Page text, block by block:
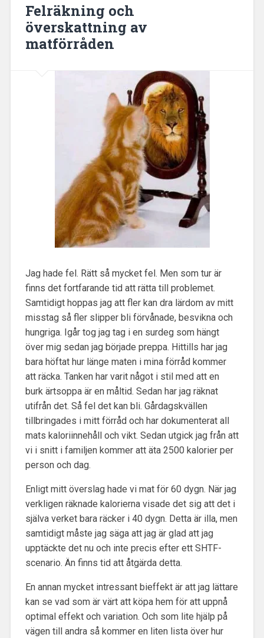
Felräkning och
överskattning av
matförråden
Jag hade fel. Rätt så mycket fel. Men som tur är
finns det fortfarande tid att rätta till problemet.
Samtidigt hoppas jag att fler kan dra lärdom av mitt
misstag så fler slipper bli förvånade, besvikna och
hungriga. Igår tog jag tag i en surdeg som hängt
över mig sedan jag började preppa. Hittills har jag
bara höftat hur länge maten i mina förråd kommer
att räcka. Tanken har varit något i stil med att en
burk ärtsoppa är en måltid. Sedan har jag räknat
utifrån det. Så fel det kan bli. Gårdagskvällen
tillbringades i mitt förråd och har dokumenterat all
mats kaloriinnehåll och vikt. Sedan utgick jag från att
vi i snitt i familjen kommer att äta 2500 kalorier per
person och dag.
Enligt mitt överslag hade vi mat för 60 dygn. När jag
verkligen räknade kalorierna visade det sig att det i
själva verket bara räcker i 40 dygn. Detta är illa, men
samtidigt måste jag säga att jag är glad att jag
upptäckte det nu och inte precis efter ett SHTF-
scenario. Än finns tid att åtgärda detta.
En annan mycket intressant bieffekt är att jag lättare
kan se vad som är värt att köpa hem för att uppnå
optimal effekt och variation. Och som lite hjälp på
vägen till andra så kommer en liten lista över hur